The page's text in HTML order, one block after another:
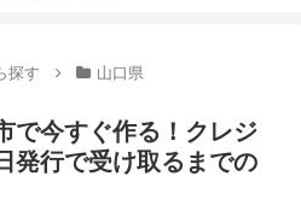
探す 山口県
で今すぐ作る！クレジ
発行で受け取るまでの